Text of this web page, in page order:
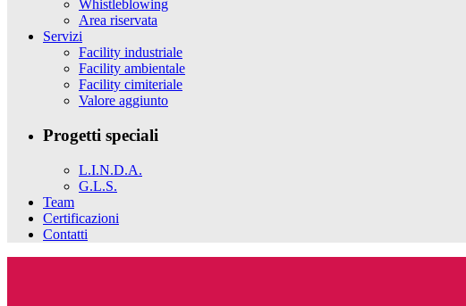
Whistleblowing
Area riservata
Servizi
Facility industriale
Facility ambientale
Facility cimiteriale
Valore aggiunto
Progetti speciali
L.I.N.D.A.
G.L.S.
Team
Certificazioni
Contatti